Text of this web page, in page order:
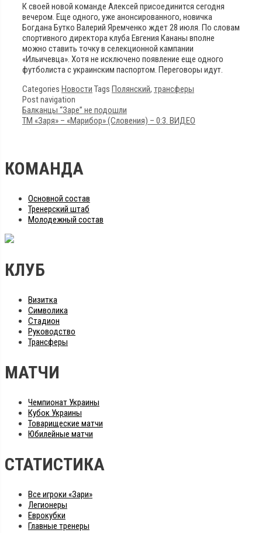
К своей новой команде Алексей присоединится сегодня
вечером. Еще одного, уже анонсированного, новичка
Богдана Бутко Валерий Яремченко ждет 28 июля. По словам
спортивного директора клуба Евгения Кананы вполне
можно ставить точку в селекционной кампании
«Ильичевца». Хотя не исключено появление еще одного
футболиста с украинским паспортом. Переговоры идут.
Categories Новости Tags Полянский, трансферы
Post navigation
Балканцы “Заре” не подошли
ТМ «Заря» – «Марибор» (Словения) – 0:3. ВИДЕО
КОМАНДА
Основной состав
Тренерский штаб
Молодежный состав
КЛУБ
Визитка
Символика
Стадион
Руководство
Трансферы
МАТЧИ
Чемпионат Украины
Кубок Украины
Товарищеские матчи
Юбилейные матчи
СТАТИСТИКА
Все игроки «Зари»
Легионеры
Еврокубки
Главные тренеры